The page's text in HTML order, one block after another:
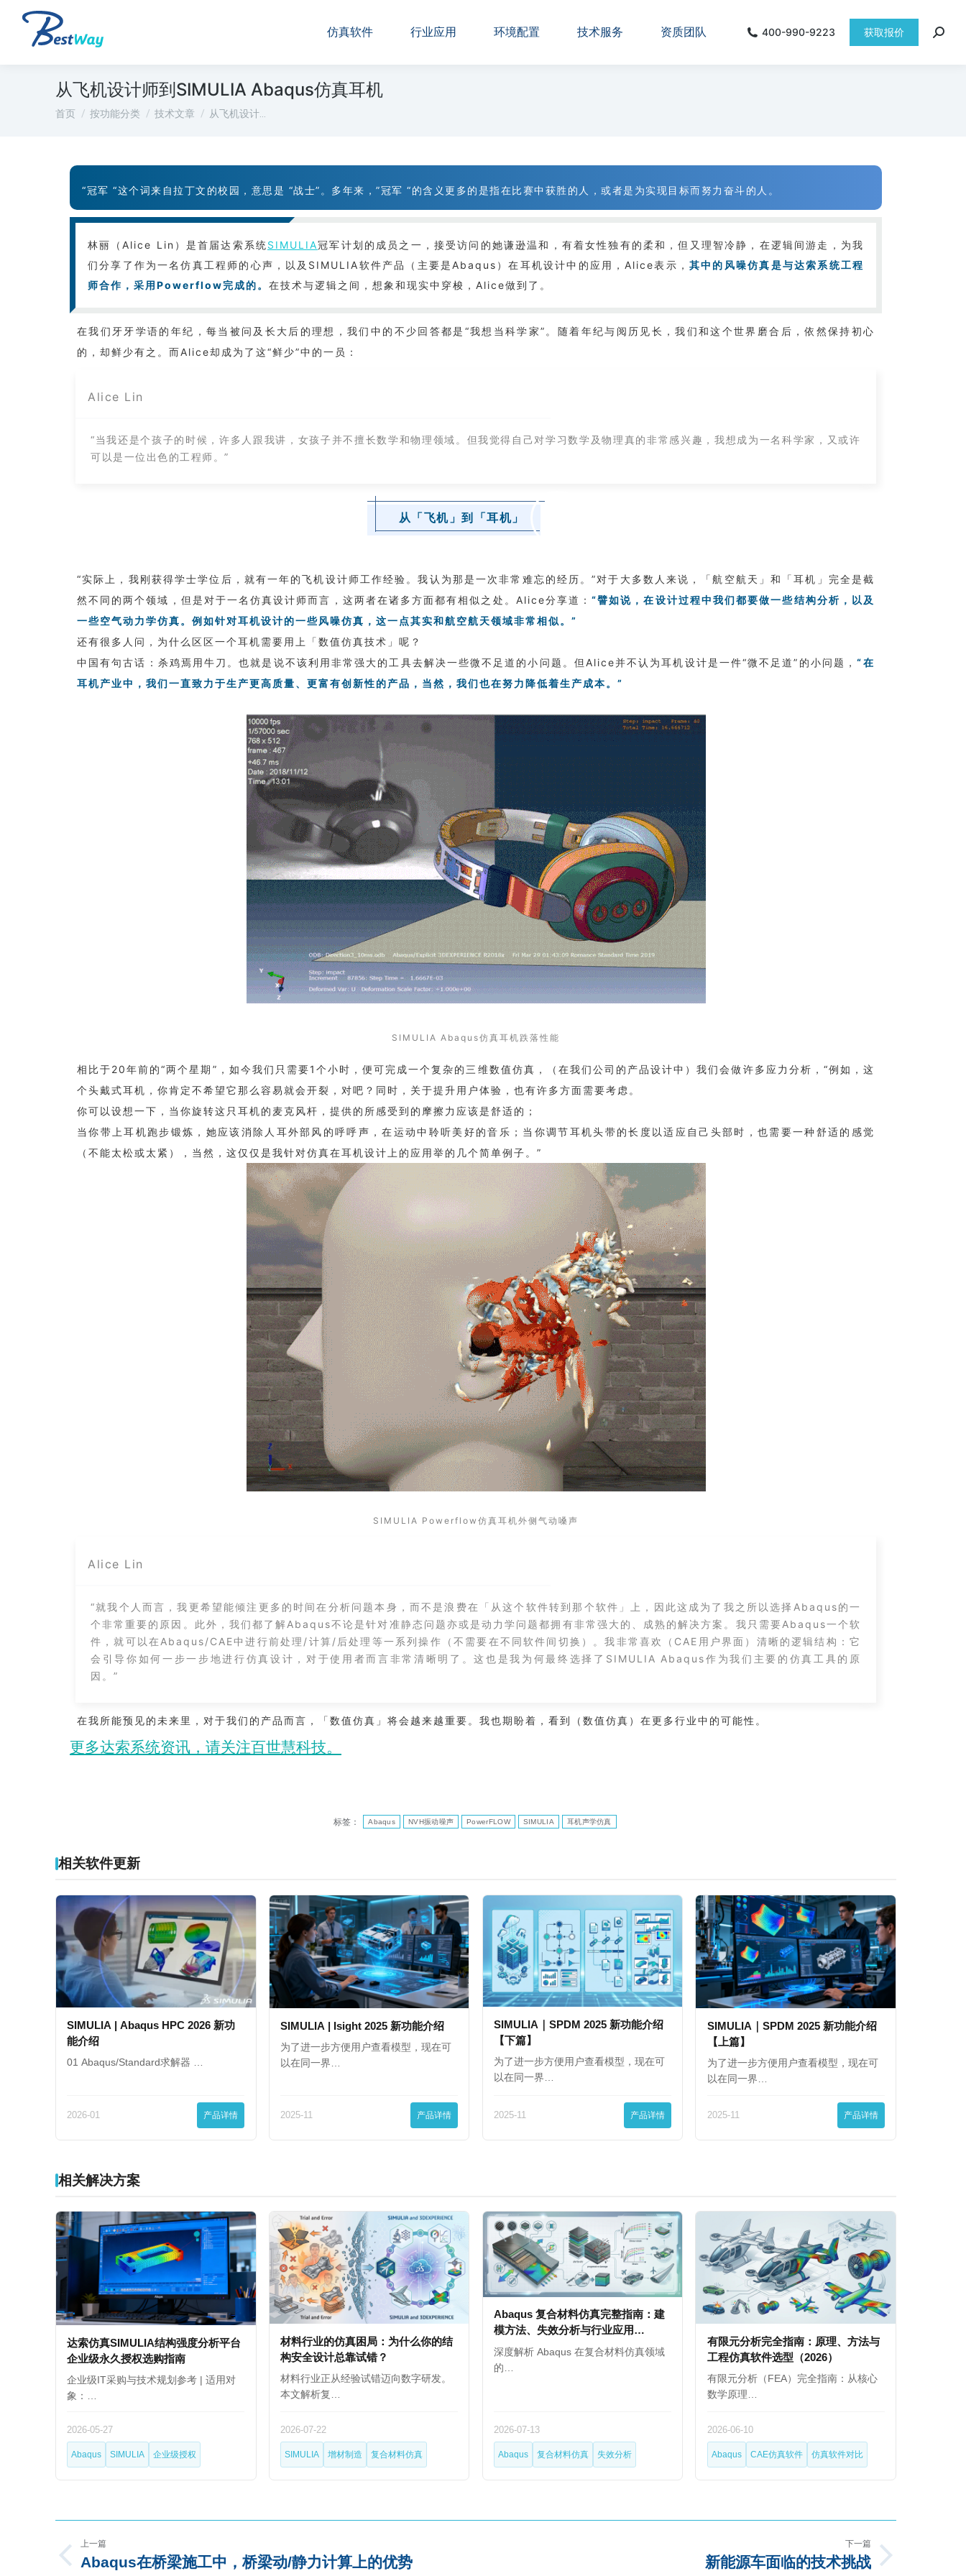
仿真软件 行业应用 环境配置 技术服务 资质团队 400-990-9223 获取报价
从飞机设计师到SIMULIA Abaqus仿真耳机
您在这里：
首页 按功能分类 技术文章 从飞机设计…
“冠军 “这个词来自拉丁文的校园，意思是 “战士”。多年来，”冠军 “的含义更多的是指在比赛中获胜的人，或者是为实现目标而努力奋斗的人。
林丽（Alice Lin）是首届达索系统SIMULIA冠军计划的成员之一，接受访问的她谦逊温和，有着女性独有的柔和，但又理智冷静，在逻辑间游走，为我
们分享了作为一名仿真工程师的心声，以及SIMULIA软件产品（主要是Abaqus）在耳机设计中的应用，Alice表示， 其中的风噪仿真是与达索系统工程
师合作，采用Powerflow完成的。 在技术与逻辑之间，想象和现实中穿梭，Alice做到了。
在我们牙牙学语的年纪，每当被问及长大后的理想，我们中的不少回答都是“我想当科学家”。随着年纪与阅历见长，我们和这个世界磨合后，依然保持初心
的，却鲜少有之。而Alice却成为了这“鲜少”中的一员：
Alice Lin
“当我还是个孩子的时候，许多人跟我讲，女孩子并不擅长数学和物理领域。但我觉得自己对学习数学及物理真的非常感兴趣，我想成为一名科学家，又或许
可以是一位出色的工程师。”
从「飞机」到「耳机」
“实际上，我刚获得学士学位后，就有一年的飞机设计师工作经验。我认为那是一次非常难忘的经历。”对于大多数人来说，「航空航天」和「耳机」完全是截
然不同的两个领域，但是对于一名仿真设计师而言，这两者在诸多方面都有相似之处。Alice分享道： “譬如说，在设计过程中我们都要做一些结构分析，以及
一些空气动力学仿真。例如针对耳机设计的一些风噪仿真，这一点其实和航空航天领域非常相似。”
还有很多人问，为什么区区一个耳机需要用上「数值仿真技术」呢？
中国有句古话：杀鸡焉用牛刀。也就是说不该利用非常强大的工具去解决一些微不足道的小问题。但Alice并不认为耳机设计是一件“微不足道”的小问题， “在
耳机产业中，我们一直致力于生产更高质量、更富有创新性的产品，当然，我们也在努力降低着生产成本。”
SIMULIA Abaqus仿真耳机跌落性能
相比于20年前的“两个星期”，如今我们只需要1个小时，便可完成一个复杂的三维数值仿真，（在我们公司的产品设计中）我们会做许多应力分析，“例如，这
个头戴式耳机，你肯定不希望它那么容易就会开裂，对吧？同时，关于提升用户体验，也有许多方面需要考虑。
你可以设想一下，当你旋转这只耳机的麦克风杆，提供的所感受到的摩擦力应该是舒适的；
当你带上耳机跑步锻炼，她应该消除人耳外部风的呼呼声，在运动中聆听美好的音乐； 当你调节耳机头带的长度以适应自己头部时，也需要一种舒适的感觉
（不能太松或太紧），当然，这仅仅是我针对仿真在耳机设计上的应用举的几个简单例子。”
SIMULIA Powerflow仿真耳机外侧气动嗓声
Alice Lin
“就我个人而言，我更希望能倾注更多的时间在分析问题本身，而不是浪费在「从这个软件转到那个软件」上，因此这成为了我之所以选择Abaqus的一
个非常重要的原因。此外，我们都了解Abaqus不论是针对准静态问题亦或是动力学问题都拥有非常强大的、成熟的解决方案。我只需要Abaqus一个软
件，就可以在Abaqus/CAE中进行前处理/计算/后处理等一系列操作（不需要在不同软件间切换）。我非常喜欢（CAE用户界面）清晰的逻辑结构：它
会引导你如何一步一步地进行仿真设计，对于使用者而言非常清晰明了。这也是我为何最终选择了SIMULIA Abaqus作为我们主要的仿真工具的原
因。”
在我所能预见的未来里，对于我们的产品而言，「数值仿真」将会越来越重要。我也期盼着，看到（数值仿真）在更多行业中的可能性。
更多达索系统资讯，请关注百世慧科技。
标签： Abaqus NVH振动噪声 PowerFLOW SIMULIA 耳机声学仿真
相关软件更新
SIMULIA | Abaqus HPC 2026 新功
能介绍
01 Abaqus/Standard求解器 …
2026-01 产品详情
SIMULIA | Isight 2025 新功能介绍
为了进一步方便用户查看模型，现在可
以在同一界…
2025-11 产品详情
SIMULIA｜SPDM 2025 新功能介绍
【下篇】
为了进一步方便用户查看模型，现在可
以在同一界…
2025-11 产品详情
SIMULIA｜SPDM 2025 新功能介绍
【上篇】
为了进一步方便用户查看模型，现在可
以在同一界…
2025-11 产品详情
相关解决方案
达索仿真SIMULIA结构强度分析平台
企业级永久授权选购指南
企业级IT采购与技术规划参考 | 适用对
象：…
2026-05-27
Abaqus SIMULIA 企业级授权
材料行业的仿真困局：为什么你的结
构安全设计总靠试错？
材料行业正从经验试错迈向数字研发。
本文解析复…
2026-07-22
SIMULIA 增材制造 复合材料仿真
Abaqus 复合材料仿真完整指南：建
模方法、失效分析与行业应用
（2026）
深度解析 Abaqus 在复合材料仿真领域
的…
2026-07-13
Abaqus 复合材料仿真 失效分析
有限元分析完全指南：原理、方法与
工程仿真软件选型（2026）
有限元分析（FEA）完全指南：从核心
数学原理…
2026-06-10
Abaqus CAE仿真软件 仿真软件对比
上一篇
Abaqus在桥梁施工中，桥梁动/静力计算上的优势
下一篇
新能源车面临的技术挑战